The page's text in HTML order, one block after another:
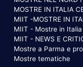
MOSTRE IN ITALIA
MIIT -MOSTRE IN
MIIT - Mostre in Italia
MIIT - NEWS E
Mostre a Parma e
Mostre tematiche